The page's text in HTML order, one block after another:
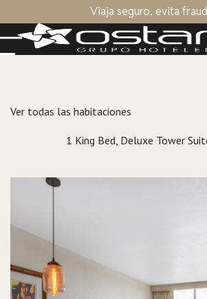
Viaja seguro, evita
Ver todas las habitaciones
1 King Bed, Deluxe Tower